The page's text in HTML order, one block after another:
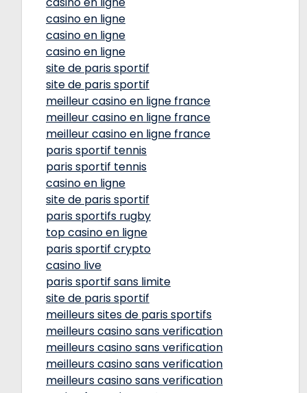
casino en ligne
casino en ligne
casino en ligne
site de paris sportif
site de paris sportif
meilleur casino en ligne france
meilleur casino en ligne france
meilleur casino en ligne france
paris sportif tennis
paris sportif tennis
casino en ligne
site de paris sportif
paris sportifs rugby
top casino en ligne
paris sportif crypto
casino live
paris sportif sans limite
site de paris sportif
meilleurs sites de paris sportifs
meilleurs casino sans verification
meilleurs casino sans verification
meilleurs casino sans verification
meilleurs casino sans verification